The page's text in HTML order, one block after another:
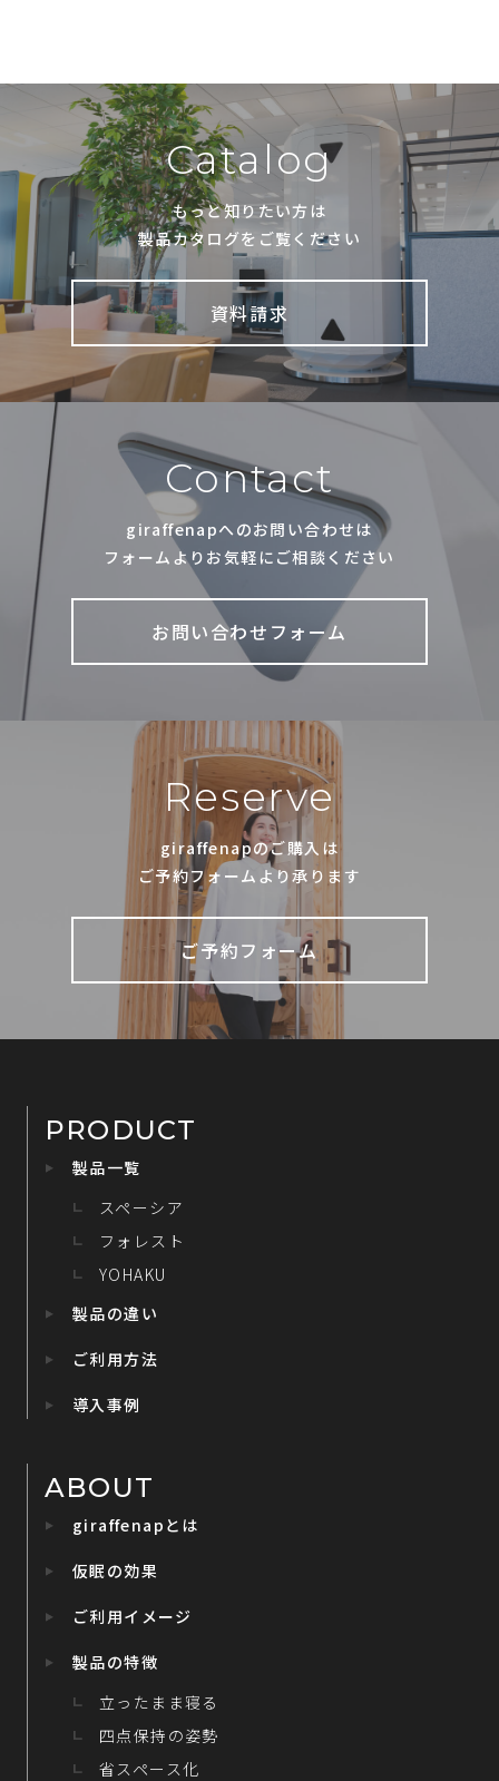
Catalog
もっと知りたい方は
製品カタログをご覧ください
資料請求
Contact
giraffenapへのお問い合わせは
フォームよりお気軽にご相談ください
お問い合わせフォーム
Reserve
giraffenapのご購入は
ご予約フォームより承ります
ご予約フォーム
PRODUCT
製品一覧
スペーシア
フォレスト
YOHAKU
製品の違い
ご利用方法
導入事例
ABOUT
giraffenapとは
仮眠の効果
ご利用イメージ
製品の特徴
立ったまま寝る
四点保持の姿勢
省スペース化